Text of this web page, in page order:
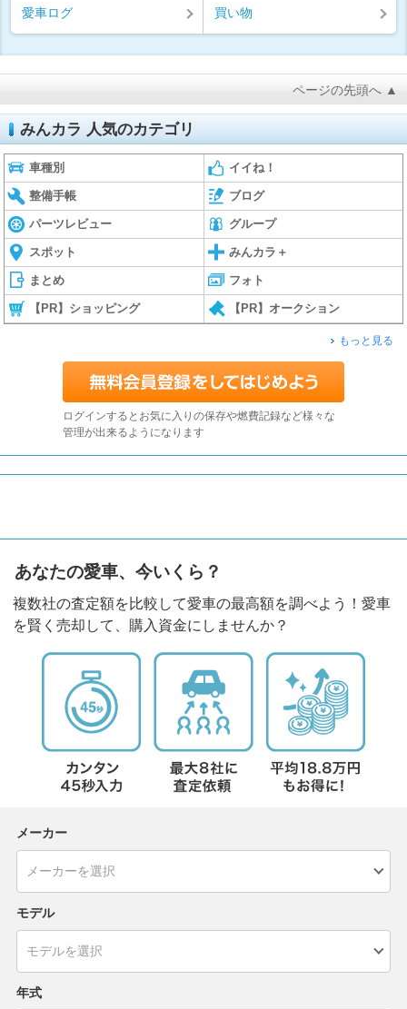
愛車ログ 買い物
ページの先頭へ ▲
みんカラ 人気のカテゴリ
車種別 イイね！
整備手帳 ブログ
パーツレビュー グループ
スポット みんカラ＋
まとめ フォト
【PR】ショッピング 【PR】オークション
もっと見る
ログインするとお気に入りの保存や燃費記録など様々な
管理が出来るようになります
あなたの愛車、今いくら？
複数社の査定額を比較して愛車の最高額を調べよう！愛車
を賢く売却して、購入資金にしませんか？
メーカー
モデル
年式